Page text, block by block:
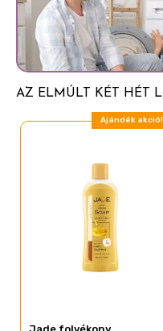
Glyceryl oleate
Disodium lauryl
Aloe barbadensis
Camellia sinensis
Lactic acid
Ethylhexylglycerin
Benzophenone-4
Sodium benzoate
Potassium sorbate
Sodium chloride
AZ ELMÚLT KÉT HÉT
Ajándék akció!